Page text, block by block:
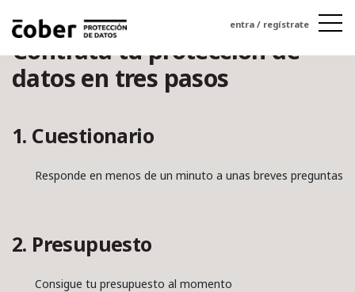
entra / regístrate
Contrata tu protección de
datos en tres pasos
1. Cuestionario
Responde en menos de un minuto a unas breves preguntas
2. Presupuesto
Consigue tu presupuesto al momento